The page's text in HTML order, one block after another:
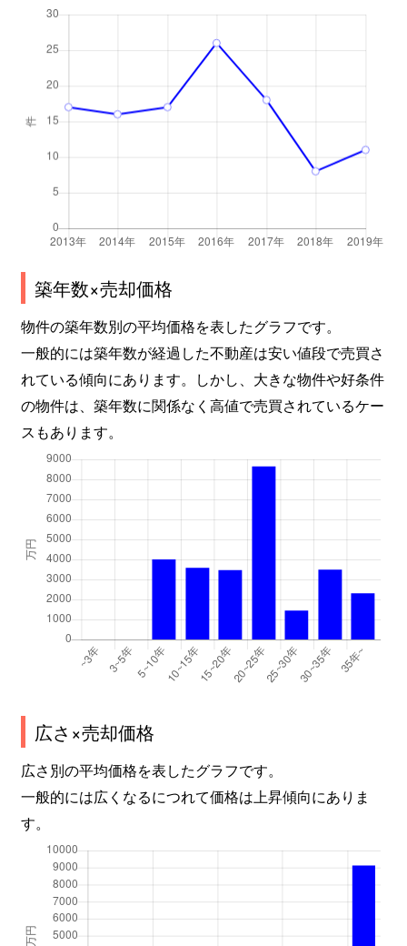
築年数×売却価格
物件の築年数別の平均価格を表したグラフです。
一般的には築年数が経過した不動産は安い値段で売買さ
れている傾向にあります。しかし、大きな物件や好条件
の物件は、築年数に関係なく高値で売買されているケー
スもあります。
広さ×売却価格
広さ別の平均価格を表したグラフです。
一般的には広くなるにつれて価格は上昇傾向にありま
す。